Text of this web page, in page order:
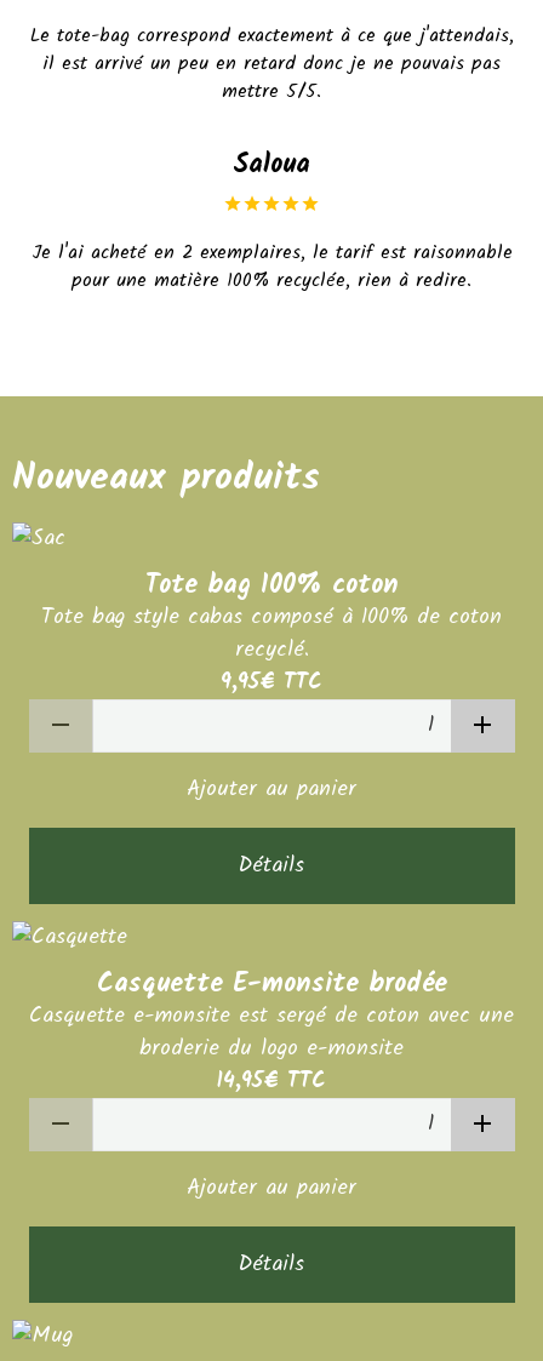
Le tote-bag correspond exactement à ce que j'attendais,
il est arrivé un peu en retard donc je ne pouvais pas
mettre 5/5.
Saloua
Je l'ai acheté en 2 exemplaires, le tarif est raisonnable
pour une matière 100% recyclée, rien à redire.
Nouveaux produits
Tote bag 100% coton
Tote bag style cabas composé à 100% de coton
recyclé.
9,95€ TTC
Ajouter au panier
Détails
Casquette E-monsite brodée
Casquette e-monsite est sergé de coton avec une
broderie du logo e-monsite
14,95€ TTC
Ajouter au panier
Détails